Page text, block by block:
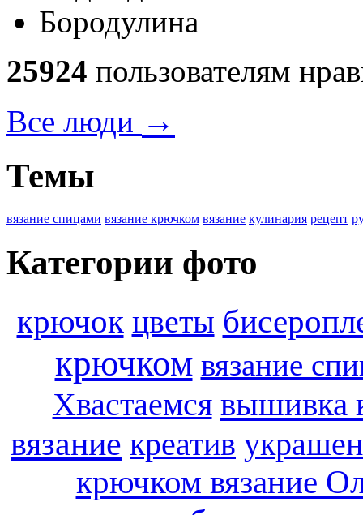
25924 пользователям
Все люди →
Темы
вязание спицами вязание крючком вязание кулинария рецепт
Категории фото
крючок цветы
крючком вязание
Хвастаемся вышивка
вязание креатив
крючком вязание